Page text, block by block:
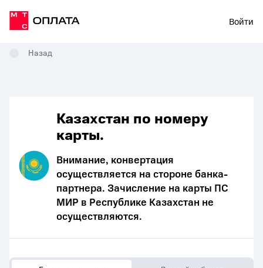
Войти
Назад
Казахстан по номеру
карты.
Внимание, конвертация
осуществляется на стороне банка-
партнера. Зачисление на карты ПС
МИР в Республике Казахстан не
осуществляются.